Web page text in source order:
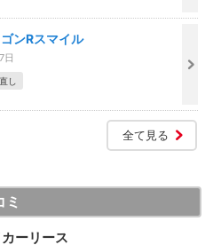
ンRスマイル
日
し
全て見る
ミ
ーリース